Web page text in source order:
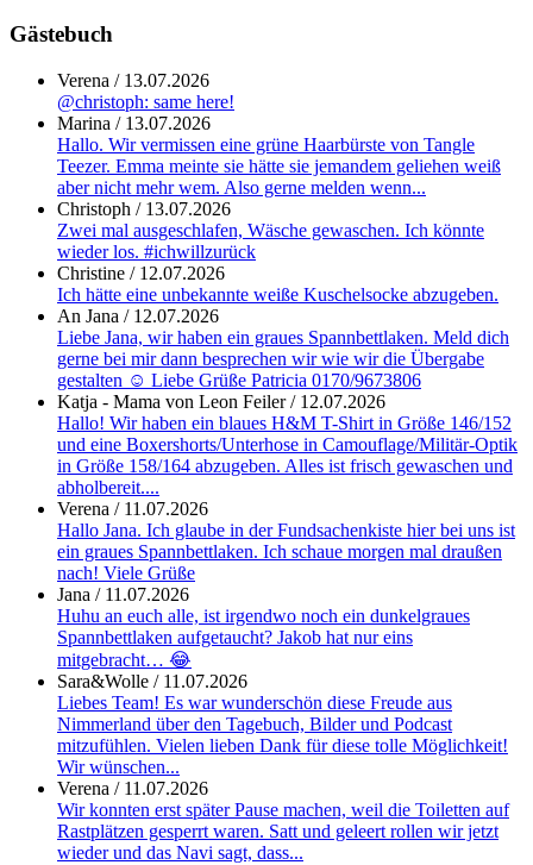
Gästebuch
Verena / 13.07.2026
@christoph: same here!
Marina / 13.07.2026
Hallo. Wir vermissen eine grüne Haarbürste von Tangle
Teezer. Emma meinte sie hätte sie jemandem geliehen weiß
aber nicht mehr wem. Also gerne melden wenn...
Christoph / 13.07.2026
Zwei mal ausgeschlafen, Wäsche gewaschen. Ich könnte
wieder los. #ichwillzurück
Christine / 12.07.2026
Ich hätte eine unbekannte weiße Kuschelsocke abzugeben.
An Jana / 12.07.2026
Liebe Jana, wir haben ein graues Spannbettlaken. Meld dich
gerne bei mir dann besprechen wir wie wir die Übergabe
gestalten ☺️ Liebe Grüße Patricia 0170/9673806
Katja - Mama von Leon Feiler/ 12.07.2026
Hallo! Wir haben ein blaues H&M T-Shirt in Größe 146/152
und eine Boxershorts/Unterhose in Camouflage/Militär-Optik
in Größe 158/164 abzugeben. Alles ist frisch gewaschen und
abholbereit....
Verena / 11.07.2026
Hallo Jana. Ich glaube in der Fundsachenkiste hier bei uns ist
ein graues Spannbettlaken. Ich schaue morgen mal draußen
nach! Viele Grüße
Jana / 11.07.2026
Huhu an euch alle, ist irgendwo noch ein dunkelgraues
Spannbettlaken aufgetaucht? Jakob hat nur eins
mitgebracht… 😂
Sara&Wolle / 11.07.2026
Liebes Team! Es war wunderschön diese Freude aus
Nimmerland über den Tagebuch, Bilder und Podcast
mitzufühlen. Vielen lieben Dank für diese tolle Möglichkeit!
Wir wünschen...
Verena / 11.07.2026
Wir konnten erst später Pause machen, weil die Toiletten auf
Rastplätzen gesperrt waren. Satt und geleert rollen wir jetzt
wieder und das Navi sagt, dass...